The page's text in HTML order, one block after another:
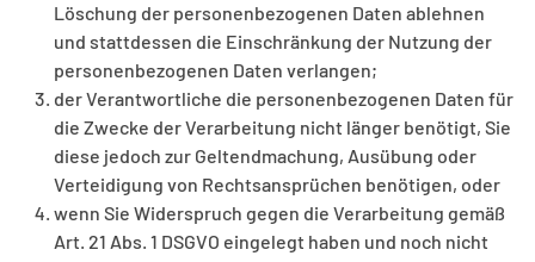
Löschung der personenbezogenen Daten ablehnen
und stattdessen die Einschränkung der Nutzung der
personenbezogenen Daten verlangen;
der Verantwortliche die personenbezogenen Daten für
die Zwecke der Verarbeitung nicht länger benötigt, Sie
diese jedoch zur Geltendmachung, Ausübung oder
Verteidigung von Rechtsansprüchen benötigen, oder
wenn Sie Widerspruch gegen die Verarbeitung gemäß
Art. 21 Abs. 1 DSGVO eingelegt haben und noch nicht